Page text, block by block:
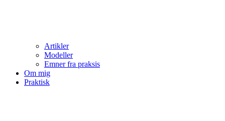
Artikler
Modeller
Emner fra praksis
Om mig
Praktisk